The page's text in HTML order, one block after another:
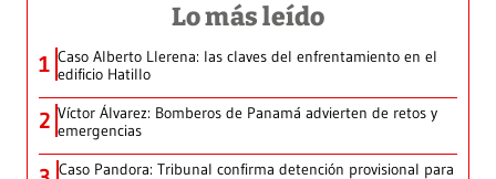
Lo más leído
1 Caso Alberto Llerena: las claves del enfrentamiento en el
edificio Hatillo
2 Víctor Álvarez: Bomberos de Panamá advierten de retos y
emergencias
Caso Pandora: Tribunal confirma detención provisional para